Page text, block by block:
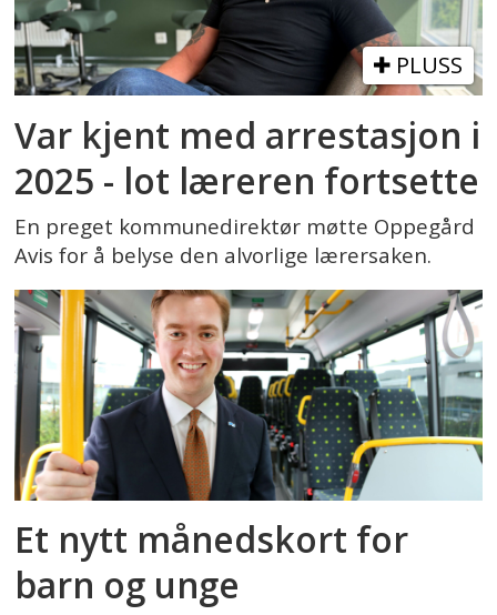
PLUSS
Var kjent med arrestasjon i
2025 - lot læreren fortsette
En preget kommunedirektør møtte Oppegård
Avis for å belyse den alvorlige lærersaken.
Et nytt månedskort for
barn og unge